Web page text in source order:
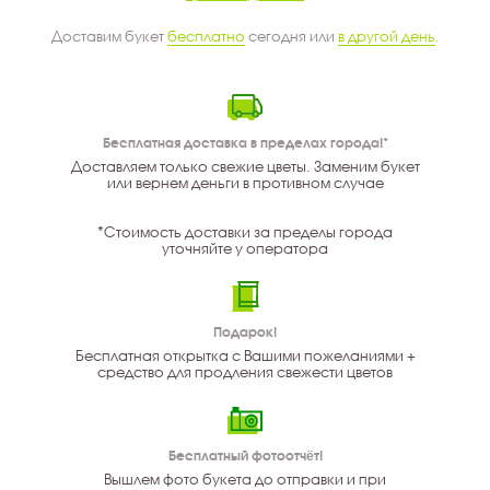
Доставим букетбесплатно сегодня или в другой день
Бесплатная доставка в пределах города!*
Доставляем только свежие цветы. Заменим букет
или вернем деньги в противном случае
*Стоимость доставки за пределы города
уточняйте у оператора
Подарок!
Бесплатная открытка с Вашими пожеланиями +
средство для продления свежести цветов
Бесплатный фотоотчёт!
Вышлем фото букета до отправки и при